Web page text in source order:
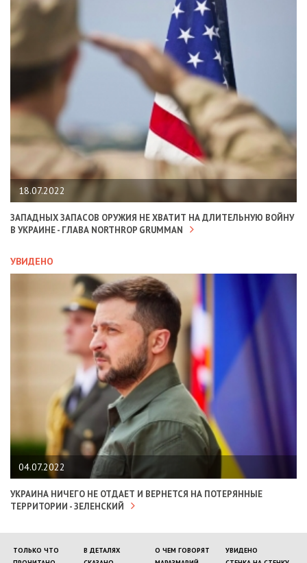
18.07.2022
ЗАПАДНЫХ ЗАПАСОВ ОРУЖИЯ НЕ ХВАТИТ НА ДЛИТЕЛЬНУЮ ВОЙНУ
В УКРАИНЕ - ГЛАВА NORTHROP GRUMMAN
УВИДЕНО
04.07.2022
УКРАИНА НИЧЕГО НЕ ОТДАЕТ И ВЕРНЕТСЯ НА ПОТЕРЯННЫЕ
ТЕРРИТОРИИ - ЗЕЛЕНСКИЙ
ТОЛЬКО ЧТО В ДЕТАЛЯХ О ЧЕМ ГОВОРЯТ
УВИДЕНО